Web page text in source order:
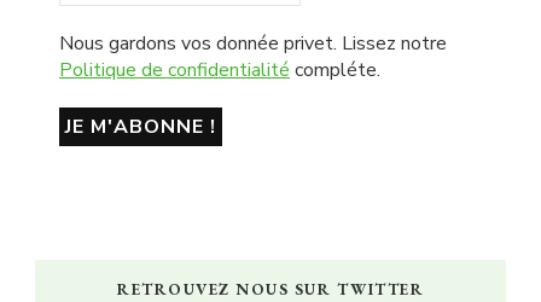
Nous gardons vos donnée privet. Lissez notre
Politique de confidentialité compléte.
RETROUVEZ NOUS SUR TWITTER